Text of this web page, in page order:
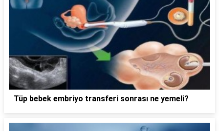
Tüp bebek embriyo transferi sonrası ne yemeli?